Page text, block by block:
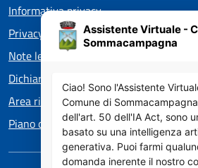
Informativa privacy
Privacy policy EOS
Note legali
Dichiarazione di accessibilità
Area riservata
Piano di Miglioramento dei servizi
Assistente Virtuale -
Sommacampagna
Ciao! Sono l'Assistente
Comune di
dell'art. 50 dell'IA Act, sono
basato su una intelligenza
generativa. Puoi farmi
domanda inerente il nostro